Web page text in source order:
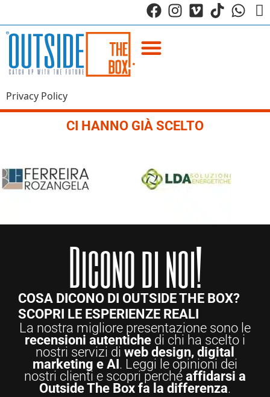
Privacy Policy
CI HANNO GIÀ SCELTO
Dicono di noi!
COSA DICONO DI OUTSIDE THE BOX?
SCOPRI LE ESPERIENZE REALI
La nostra migliore presentazione sono le
recensioni autentiche di chi ha scelto i
nostri servizi di web design, digital
marketing e AI. Leggi le opinioni dei
nostri clienti e scopri perché affidarsi a
Outside The Box fa la differenza.